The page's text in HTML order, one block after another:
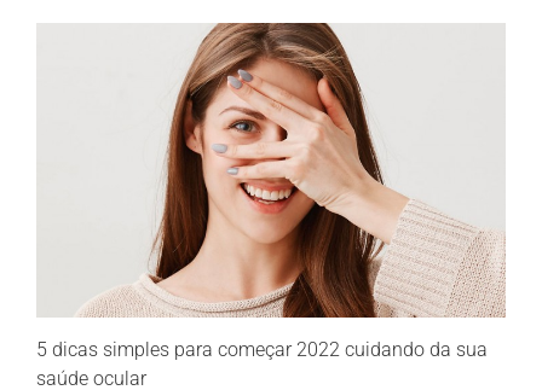
5 dicas simples para começar 2022 cuidando da sua
saúde ocular